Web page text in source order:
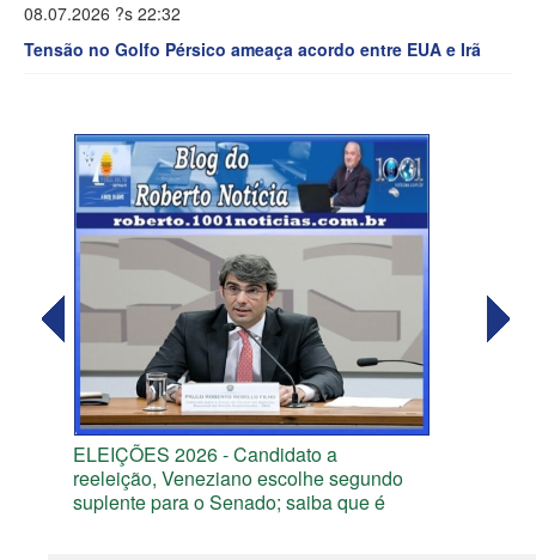
08.07.2026 ?s 22:32
Tensão no Golfo Pérsico ameaça acordo entre EUA e Irã
ELEIÇÕES 2026 - Candidato a
reeleição, Veneziano escolhe segundo
suplente para o Senado; saiba que é